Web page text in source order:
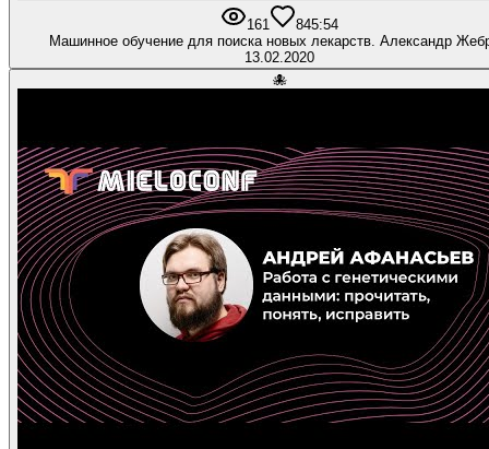
161 845:54
Машинное обучение для поиска новых лекарств. Александр
13.02.2020
🐙